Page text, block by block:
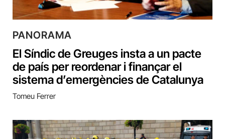
PANORAMA
El Síndic de Greuges insta a un pacte
de país per reordenar i finançar el
sistema d’emergències de Catalunya
Tomeu Ferrer